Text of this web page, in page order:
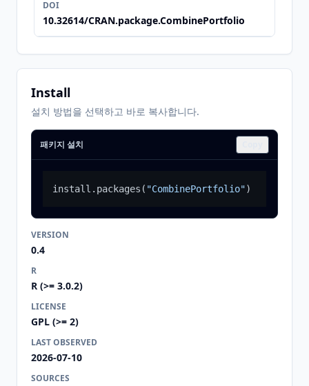
DOI
10.32614/CRAN.package.CombinePortfolio
Install
설치 방법을 선택하고 바로 복사합니다.
패키지 설치
install.packages ( "CombinePortfolio")
VERSION
0.4
R
R (>= 3.0.2)
LICENSE
GPL (>= 2)
LAST OBSERVED
2026-07-10
SOURCES